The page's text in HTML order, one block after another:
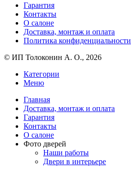
Гарантия
Контакты
О салоне
Доставка, монтаж и оплата
Политика конфиденциальности
© ИП Толоконин А. О., 2026
Категории
Меню
Главная
Доставка, монтаж и оплата
Гарантия
Контакты
О салоне
Фото дверей
Наши работы
Двери в интерьере